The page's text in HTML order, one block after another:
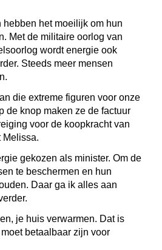
het moeilijk om hun
Met de militaire oorlog van
wordt energie ook
Steeds meer mensen
die extreme figuren voor onze
de knop maken ze de factuur
voor de koopkracht van
Melissa.
gekozen als minister. Om de
te beschermen en hun
Daar ga ik alles aan
je huis verwarmen. Dat is
betaalbaar zijn voor